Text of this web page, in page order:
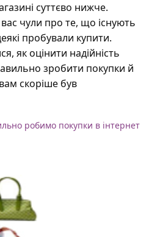
суттєво нижче.
чули про те, що існують
пробували купити.
як оцінити надійність
зробити покупки й
скоріше був
робимо покупки в інтернет